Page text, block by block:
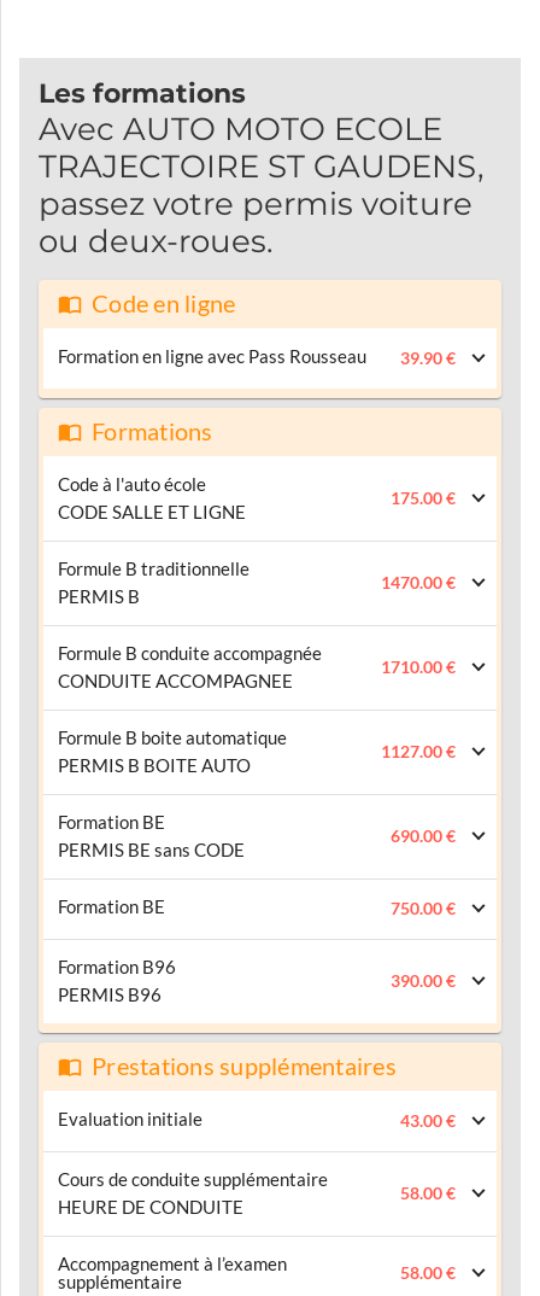
Les formations
Avec AUTO MOTO ECOLE
TRAJECTOIRE ST GAUDENS,
passez votre permis voiture
ou deux-roues.
Code en ligne
Formation en ligne avec Pass Rousseau 39.90 €
Formations
Code à l'auto école
CODE SALLE ET LIGNE
175.00 €
Formule B traditionnelle
PERMIS B
1470.00 €
Formule B conduite accompagnée
CONDUITE ACCOMPAGNEE
1710.00 €
Formule B boite automatique
PERMIS B BOITE AUTO
1127.00 €
Formation BE
PERMIS BE sans CODE
690.00 €
Formation BE 750.00 €
Formation B96
PERMIS B96
390.00 €
Prestations supplémentaires
Evaluation initiale 43.00 €
Cours de conduite supplémentaire
HEURE DE CONDUITE
58.00 €
Accompagnement à l’examen
supplémentaire
58.00 €